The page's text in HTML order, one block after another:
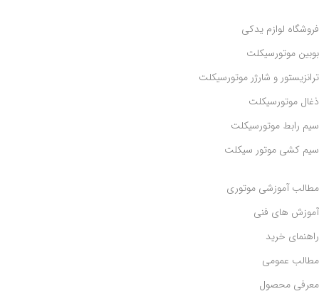
فروشگاه لوازم یدکی
بوبین موتورسیکلت
ترانزیستور و شارژر موتورسیکلت
ذغال موتورسیکلت
سیم رابط موتورسیکلت
سیم کشی موتور سیکلت
مطالب آموزشی موتوری
آموزش های فنی
راهنمای خرید
مطالب عمومی
معرفی محصول